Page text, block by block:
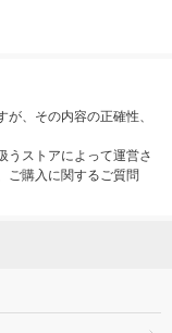
、その内容の正確性、
うストアによって運営さ
ご購入に関するご質問